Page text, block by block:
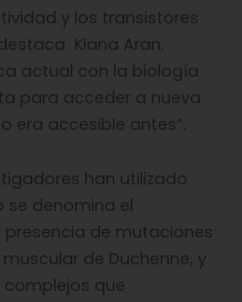
y los transistores
Kiana Aran.
actual con la biología
para acceder a nueva
era accesible antes”.
han utilizado
se denomina el
de mutaciones
de Duchenne, y
que